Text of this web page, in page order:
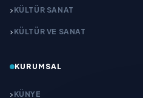
KÜLTÜR SANAT
KÜLTÜR VE SANAT
KURUMSAL
KÜNYE